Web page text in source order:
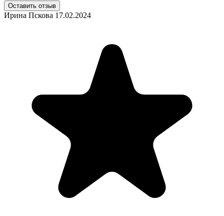
Оставить отзыв
Ирина Пскова 17.02.2024